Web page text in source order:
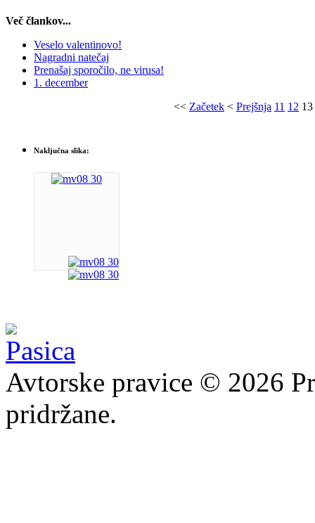
Več člankov...
Veselo valentinovo!
Nagradni natečaj
Prenašaj sporočilo, ne virusa!
1. december
<< Začetek < Prejšnja 11 12 13
Naključna slika:
Avtorske pravice © 2026
pridržane.